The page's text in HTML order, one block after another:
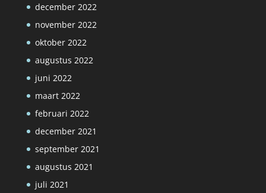
december 2022
november 2022
oktober 2022
augustus 2022
juni 2022
maart 2022
februari 2022
december 2021
september 2021
augustus 2021
juli 2021